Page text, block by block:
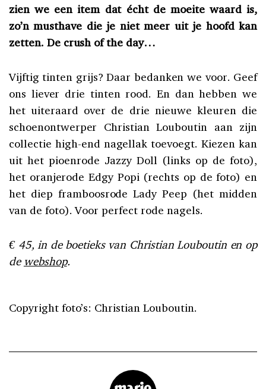
zien we een item dat écht de moeite waard is,
zo’n musthave die je niet meer uit je hoofd kan
zetten. De crush of the day…
Vijftig tinten grijs? Daar bedanken we voor. Geef
ons liever drie tinten rood. En dan hebben we
het uiteraard over de drie nieuwe kleuren die
schoenontwerper Christian Louboutin aan zijn
collectie high-end nagellak toevoegt. Kiezen kan
uit het pioenrode Jazzy Doll (links op de foto),
het oranjerode Edgy Popi (rechts op de foto) en
het diep framboosrode Lady Peep (het midden
van de foto). Voor perfect rode nagels.
€ 45, in de boetieks van Christian Louboutin en op
de webshop.
Copyright foto’s: Christian Louboutin.